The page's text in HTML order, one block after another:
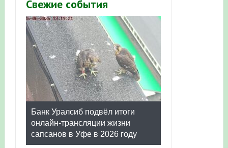
Свежие события
Банк Уралсиб подвёл итоги
онлайн-трансляции жизни
сапсанов в Уфе в 2026 году